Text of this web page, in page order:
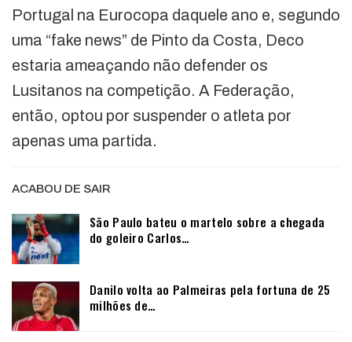
Portugal na Eurocopa daquele ano e, segundo
uma “fake news” de Pinto da Costa, Deco
estaria ameaçando não defender os
Lusitanos na competição. A Federação,
então, optou por suspender o atleta por
apenas uma partida.
ACABOU DE SAIR
São Paulo bateu o martelo sobre a chegada
do goleiro Carlos…
Danilo volta ao Palmeiras pela fortuna de 25
milhões de…